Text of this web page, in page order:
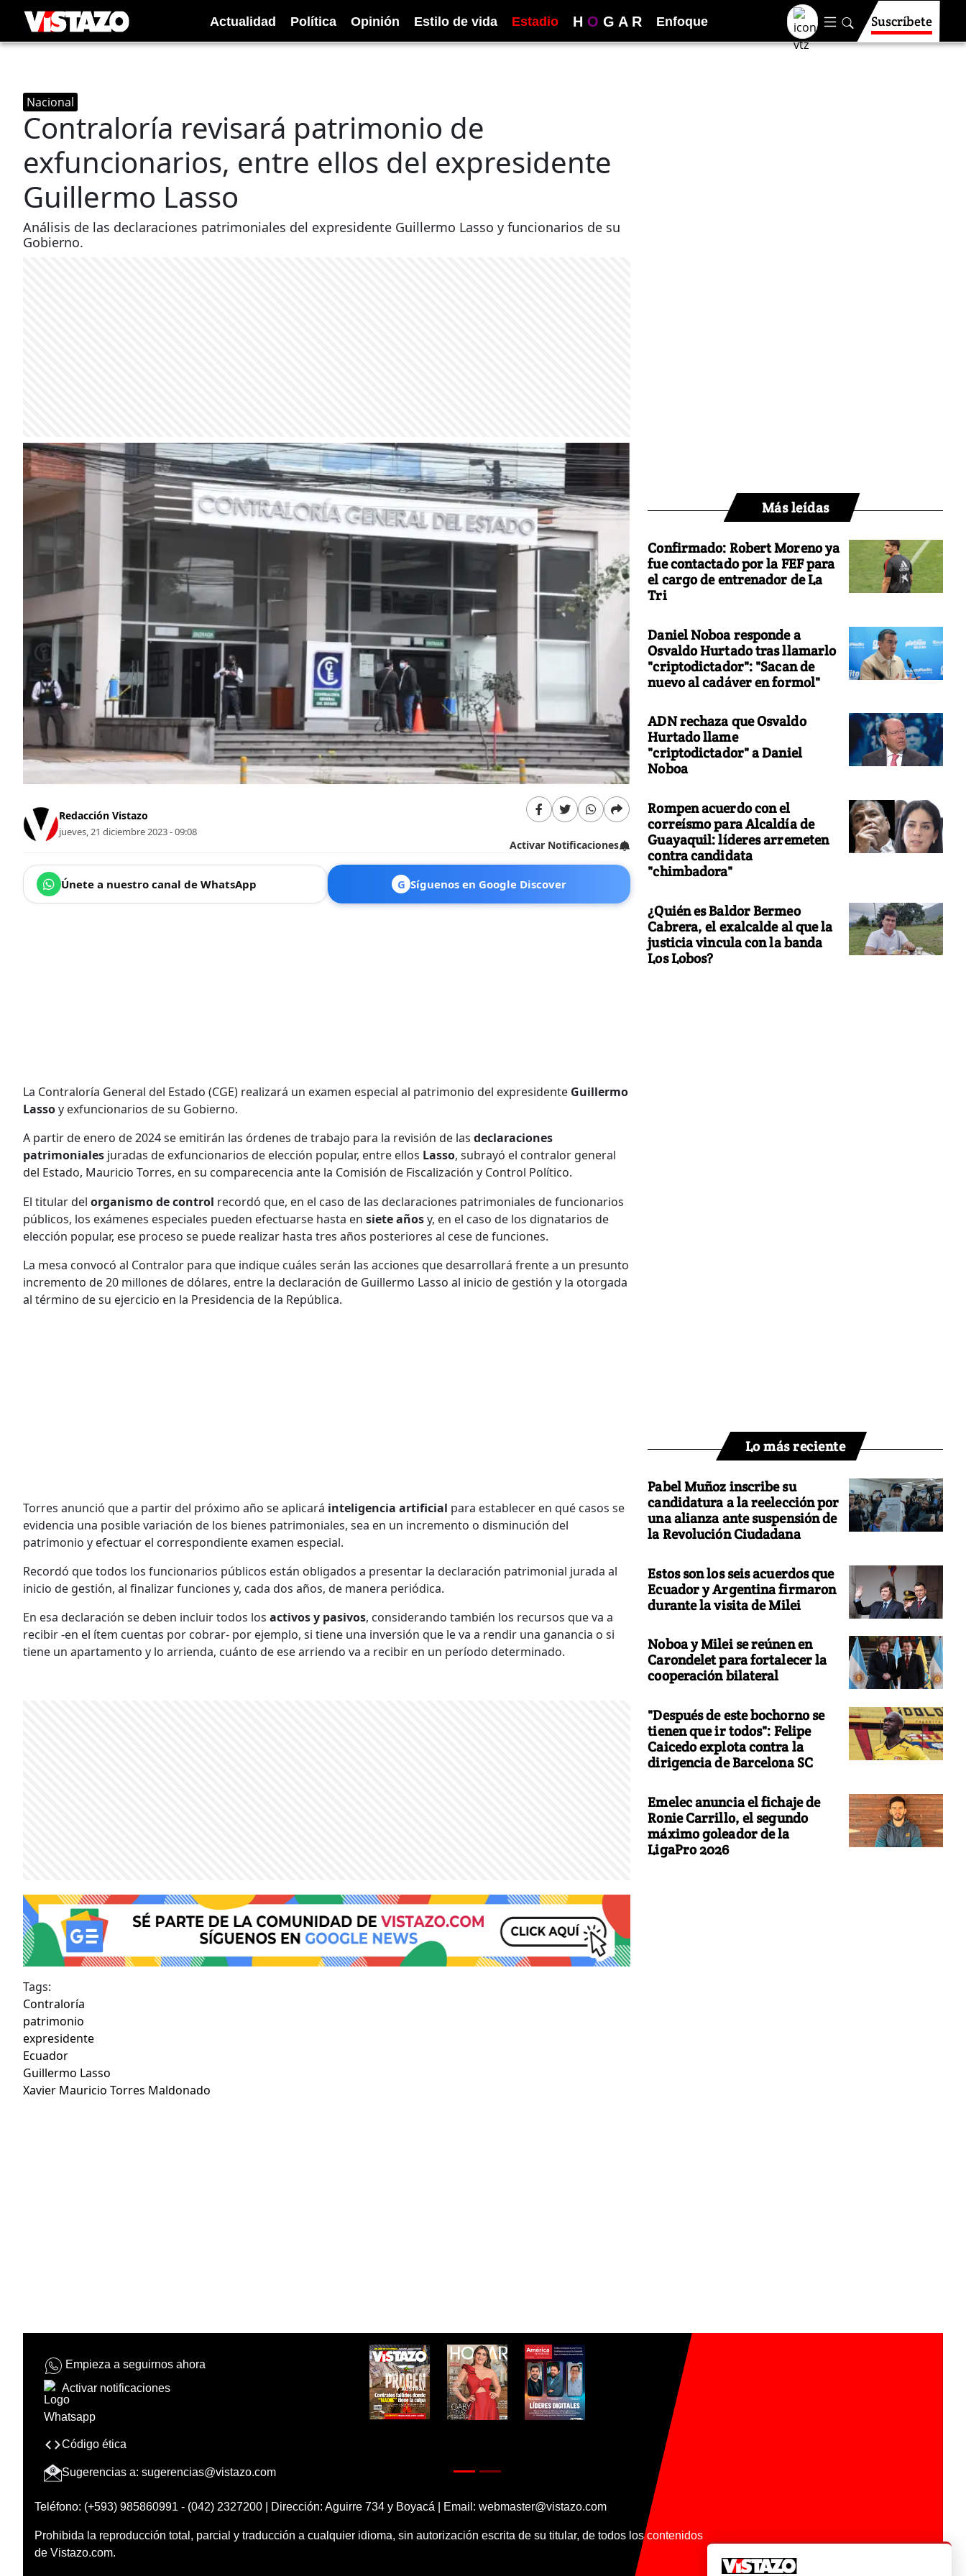
Actualidad Política Opinión Estilo de vida Estadio H O G A R Enfoque Suscríbete
Nacional
Contraloría revisará patrimonio de
exfuncionarios, entre ellos del expresidente
Guillermo Lasso
Análisis de las declaraciones patrimoniales del expresidente Guillermo Lasso y funcionarios de su
Gobierno.
Redacción Vistazo
jueves, 21 diciembre 2023 - 09:08
Activar Notificaciones
Únete a nuestro canal de WhatsApp G Síguenos en Google Discover
La Contraloría General del Estado (CGE) realizará un examen especial al patrimonio del expresidente Guillermo
Lassoy exfuncionarios de su Gobierno.
A partir de enero de 2024 se emitirán las órdenes de trabajo para la revisión de las declaraciones
patrimoniales juradas de exfuncionarios de elección popular, entre ellos Lasso, subrayó el contralor general
del Estado, Mauricio Torres, en su comparecencia ante la Comisión de Fiscalización y Control Político.
El titular del organismo de control recordó que, en el caso de las declaraciones patrimoniales de funcionarios
públicos, los exámenes especiales pueden efectuarse hasta en siete añosy, en el caso de los dignatarios de
elección popular, ese proceso se puede realizar hasta tres años posteriores al cese de funciones.
La mesa convocó al Contralor para que indique cuáles serán las acciones que desarrollará frente a un presunto
incremento de 20 millones de dólares, entre la declaración de Guillermo Lasso al inicio de gestión y la otorgada
al término de su ejercicio en la Presidencia de la República.
Torres anunció que a partir del próximo año se aplicará inteligencia artificial para establecer en qué casos se
evidencia una posible variación de los bienes patrimoniales, sea en un incremento o disminución del
patrimonio y efectuar el correspondiente examen especial.
Recordó que todos los funcionarios públicos están obligados a presentar la declaración patrimonial jurada al
inicio de gestión, al finalizar funciones y, cada dos años, de manera periódica.
En esa declaración se deben incluir todos los activos y pasivos, considerando también los recursos que va a
recibir -en el ítem cuentas por cobrar- por ejemplo, si tiene una inversión que le va a rendir una ganancia o si
tiene un apartamento y lo arrienda, cuánto de ese arriendo va a recibir en un período determinado.
Tags:
Contraloría
patrimonio
expresidente
Ecuador
Guillermo Lasso
Xavier Mauricio Torres Maldonado
Más leídas
Confirmado: Robert Moreno ya
fue contactado por la FEF para
el cargo de entrenador de La
Tri
Daniel Noboa responde a
Osvaldo Hurtado tras llamarlo
"criptodictador": "Sacan de
nuevo al cadáver en formol"
ADN rechaza que Osvaldo
Hurtado llame
"criptodictador" a Daniel
Noboa
Rompen acuerdo con el
correísmo para Alcaldía de
Guayaquil: líderes arremeten
contra candidata
"chimbadora"
¿Quién es Baldor Bermeo
Cabrera, el exalcalde al que la
justicia vincula con la banda
Los Lobos?
Lo más reciente
Pabel Muñoz inscribe su
candidatura a la reelección por
una alianza ante suspensión de
la Revolución Ciudadana
Estos son los seis acuerdos que
Ecuador y Argentina firmaron
durante la visita de Milei
Noboa y Milei se reúnen en
Carondelet para fortalecer la
cooperación bilateral
"Después de este bochorno se
tienen que ir todos": Felipe
Caicedo explota contra la
dirigencia de Barcelona SC
Emelec anuncia el fichaje de
Ronie Carrillo, el segundo
máximo goleador de la
LigaPro 2026
Empieza a seguirnos ahora
Activar notificaciones
Código ética
Sugerencias a: sugerencias@vistazo.com
Teléfono: (+593) 985860991 - (042) 2327200 | Dirección: Aguirre 734 y Boyacá | Email: webmaster@vistazo.com
Prohibida la reproducción total, parcial y traducción a cualquier idioma, sin autorización escrita de su titular, de todos los contenidos
de Vistazo.com.